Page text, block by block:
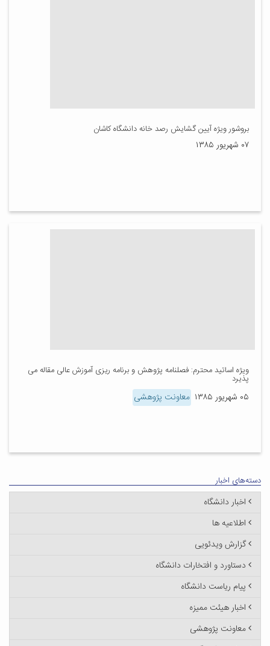
بروشور ویژه آیین گشایش رصد خانه دانشگاه کاشان
۰۷ شهریور ۱۳۸۵
ویژه اساتید محترم: فصلنامه پژوهش و برنامه ریزی آموزش عالی مقاله می
پذیرد
۰۵ شهریور ۱۳۸۵ معاونت پژوهشی
دسته‌های اخبار
اخبار دانشگاه
اطلاعیه ها
گزارش ویدئویی
دستاورد و افتخارات دانشگاه
پیام ریاست دانشگاه
اخبار هیئت ممیزه
معاونت پژوهشی